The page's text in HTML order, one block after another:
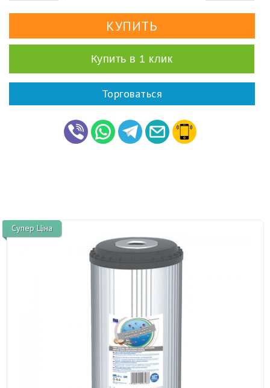
Купить в 1 клик
Торговаться
Супер Ціна